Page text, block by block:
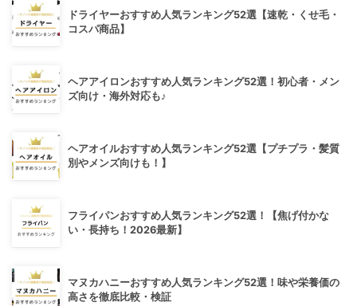
ドライヤーおすすめ人気ランキング52選【速乾・くせ毛・
コスパ商品】
ヘアアイロンおすすめ人気ランキング52選！初心者・メン
ズ向け・海外対応も♪
ヘアオイルおすすめ人気ランキング52選【プチプラ・髪質
別やメンズ向けも！】
フライパンおすすめ人気ランキング52選！【焦げ付かな
い・長持ち！2026最新】
マヌカハニーおすすめ人気ランキング52選！味や栄養価の
高さを徹底比較・検証